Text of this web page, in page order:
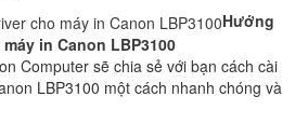
Hướng
in Canon LBP3100
Computer sẽ chia sẻ với bạn cách cài
LBP3100 một cách nhanh chóng và